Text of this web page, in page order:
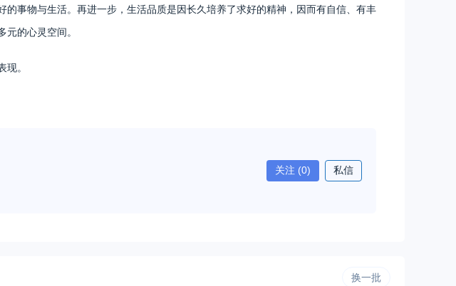
物与生活。再进一步，生活品质是因长久培养了求好的精神，因而有自信、有丰
的心灵空间。
。
关注 (0) 私信
换一批